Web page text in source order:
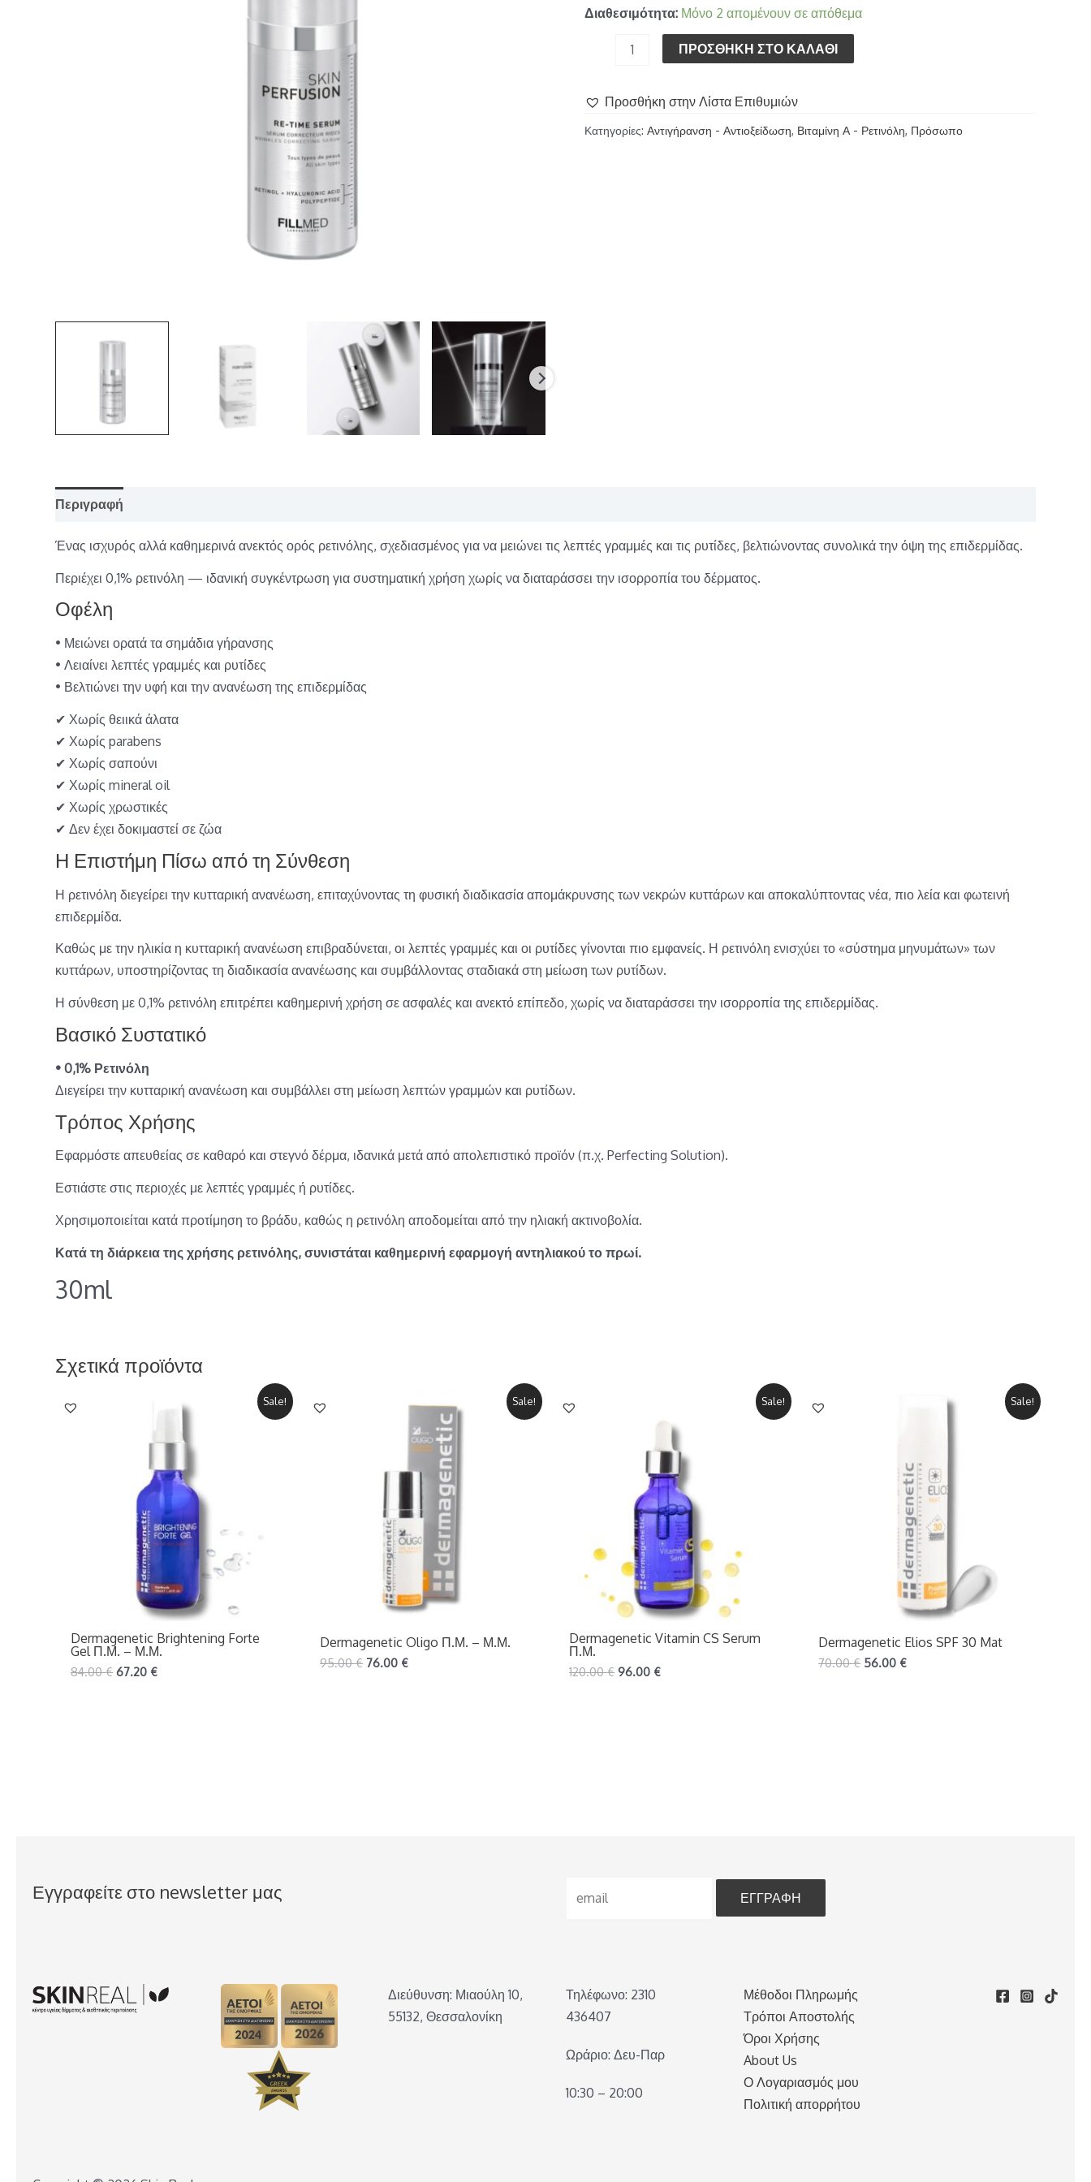
Διαθεσιμότητα: Μόνο 2 απομένουν σε απόθεμα
ΠΡΟΣΘΉΚΗ ΣΤΟ ΚΑΛΆΘΙ
Προσθήκη στην Λίστα Επιθυμιών
Κατηγορίες:Αντιγήρανση - Αντιοξείδωση, Βιταμίνη Α - Ρετινόλη, Πρόσωπο
Περιγραφή
Ένας ισχυρός αλλά καθημερινά ανεκτός ορός ρετινόλης, σχεδιασμένος για να μειώνει τις λεπτές γραμμές και τις ρυτίδες, βελτιώνοντας συνολικά την όψη της επιδερμίδας.
Περιέχει 0,1% ρετινόλη — ιδανική συγκέντρωση για συστηματική χρήση χωρίς να διαταράσσει την ισορροπία του δέρματος.
Οφέλη
• Μειώνει ορατά τα σημάδια γήρανσης
• Λειαίνει λεπτές γραμμές και ρυτίδες
• Βελτιώνει την υφή και την ανανέωση της επιδερμίδας
✔ Χωρίς θειικά άλατα
✔ Χωρίς parabens
✔ Χωρίς σαπούνι
✔ Χωρίς mineral oil
✔ Χωρίς χρωστικές
✔ Δεν έχει δοκιμαστεί σε ζώα
Η Επιστήμη Πίσω από τη Σύνθεση
Η ρετινόλη διεγείρει την κυτταρική ανανέωση, επιταχύνοντας τη φυσική διαδικασία απομάκρυνσης των νεκρών κυττάρων και αποκαλύπτοντας νέα, πιο λεία και φωτεινή
επιδερμίδα.
Καθώς με την ηλικία η κυτταρική ανανέωση επιβραδύνεται, οι λεπτές γραμμές και οι ρυτίδες γίνονται πιο εμφανείς. Η ρετινόλη ενισχύει το «σύστημα μηνυμάτων» των
κυττάρων, υποστηρίζοντας τη διαδικασία ανανέωσης και συμβάλλοντας σταδιακά στη μείωση των ρυτίδων.
Η σύνθεση με 0,1% ρετινόλη επιτρέπει καθημερινή χρήση σε ασφαλές και ανεκτό επίπεδο, χωρίς να διαταράσσει την ισορροπία της επιδερμίδας.
Βασικό Συστατικό
• 0,1% Ρετινόλη
Διεγείρει την κυτταρική ανανέωση και συμβάλλει στη μείωση λεπτών γραμμών και ρυτίδων.
Τρόπος Χρήσης
Εφαρμόστε απευθείας σε καθαρό και στεγνό δέρμα, ιδανικά μετά από απολεπιστικό προϊόν (π.χ. Perfecting Solution).
Εστιάστε στις περιοχές με λεπτές γραμμές ή ρυτίδες.
Χρησιμοποιείται κατά προτίμηση το βράδυ, καθώς η ρετινόλη αποδομείται από την ηλιακή ακτινοβολία.
Κατά τη διάρκεια της χρήσης ρετινόλης, συνιστάται καθημερινή εφαρμογή αντηλιακού το πρωί.
30ml
Σχετικά προϊόντα
Sale!
Dermagenetic Brightening Forte
Gel Π.Μ. – Μ.Μ.
84.00€ 67.20 €
Sale!
Dermagenetic Oligo Π.Μ. – Μ.Μ.
95.00€ 76.00 €
Sale!
Dermagenetic Vitamin CS Serum
Π.Μ.
120.00€ 96.00 €
Sale!
Dermagenetic Elios SPF 30 Mat
70.00€ 56.00 €
Εγγραφείτε στο newsletter μας
Διεύθυνση: Μιαούλη 10,
55132, Θεσσαλονίκη
Τηλέφωνο: 2310
436407
Ωράριο: Δευ-Παρ
10:30 – 20:00
Μέθοδοι Πληρωμής
Τρόποι Αποστολής
Όροι Χρήσης
About Us
Ο Λογαριασμός μου
Πολιτική απορρήτου